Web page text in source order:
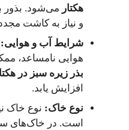
هکتار می‌شود. بذور
و نیاز به کاشت
شرایط آب و هوایی:
هوایی نامساعد،
بذر زیره سبز در
افزایش یابد.
نوع خاک: نوع خاک
است. در خاک‌های